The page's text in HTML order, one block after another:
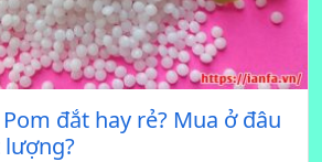
đắt hay rẻ? Mua ở đâu